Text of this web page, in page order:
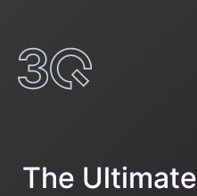
The Ultimate